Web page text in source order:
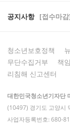
공지사항 [접수마
청소년보호정책
무단수집거부
책
리침해 신고센터
대한민국청소년기자단
(10497) 경기도 고양시
사업자등록번호: 680-